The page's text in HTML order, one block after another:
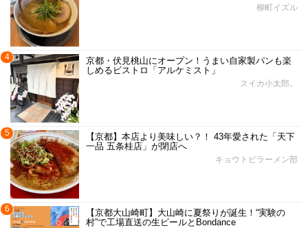
柳町イズル
4
京都・伏見桃山にオープン！うまい自家製パンも楽
しめるビストロ「アルケミスト」
スイカ小太郎。
5
【京都】本店より美味しい？！ 43年愛された「天下
一品 五条桂店」が閉店へ
キョウトピラーメン部
6
【京都大山崎町】大山崎に夏祭りが誕生！“実験の
村”で工場直送の生ビールとBondance